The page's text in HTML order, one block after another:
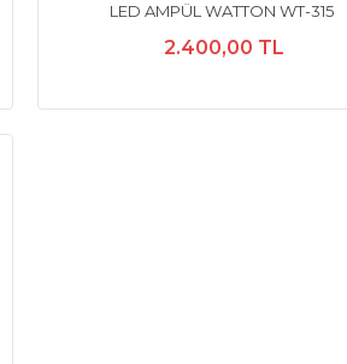
LED AMPÜL WATTON WT-315
2.400,00 TL